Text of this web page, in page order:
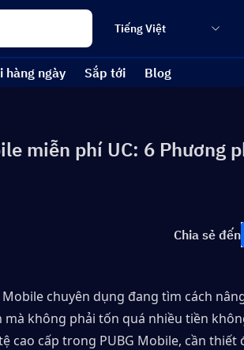
Tiếng Việt
hàng ngày Sắp tới Blog
miễn phí UC: 6 Phương
Chia sẻ đến
chuyên dụng đang tìm cách
không phải tốn quá nhiều tiền
cao cấp trong PUBG Mobile, cần thiết